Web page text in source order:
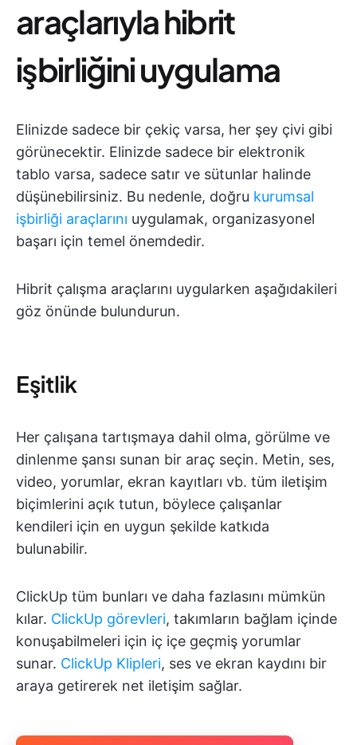
araçlarıyla hibrit
işbirliğini uygulama
Elinizde sadece bir çekiç varsa, her şey çivi gibi
görünecektir. Elinizde sadece bir elektronik
tablo varsa, sadece satır ve sütunlar halinde
düşünebilirsiniz. Bu nedenle, doğru kurumsal
işbirliği araçlarını uygulamak, organizasyonel
başarı için temel önemdedir.
Hibrit çalışma araçlarını uygularken aşağıdakileri
göz önünde bulundurun.
Eşitlik
Her çalışana tartışmaya dahil olma, görülme ve
dinlenme şansı sunan bir araç seçin. Metin, ses,
video, yorumlar, ekran kayıtları vb. tüm iletişim
biçimlerini açık tutun, böylece çalışanlar
kendileri için en uygun şekilde katkıda
bulunabilir.
ClickUp tüm bunları ve daha fazlasını mümkün
kılar. ClickUp görevleri, takımların bağlam içinde
konuşabilmeleri için iç içe geçmiş yorumlar
sunar. ClickUp Klipleri, ses ve ekran kaydını bir
araya getirerek net iletişim sağlar.